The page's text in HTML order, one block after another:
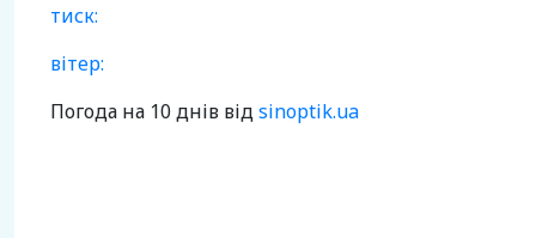
тиск:
вітер:
Погода на 10 днів відsinoptik.ua